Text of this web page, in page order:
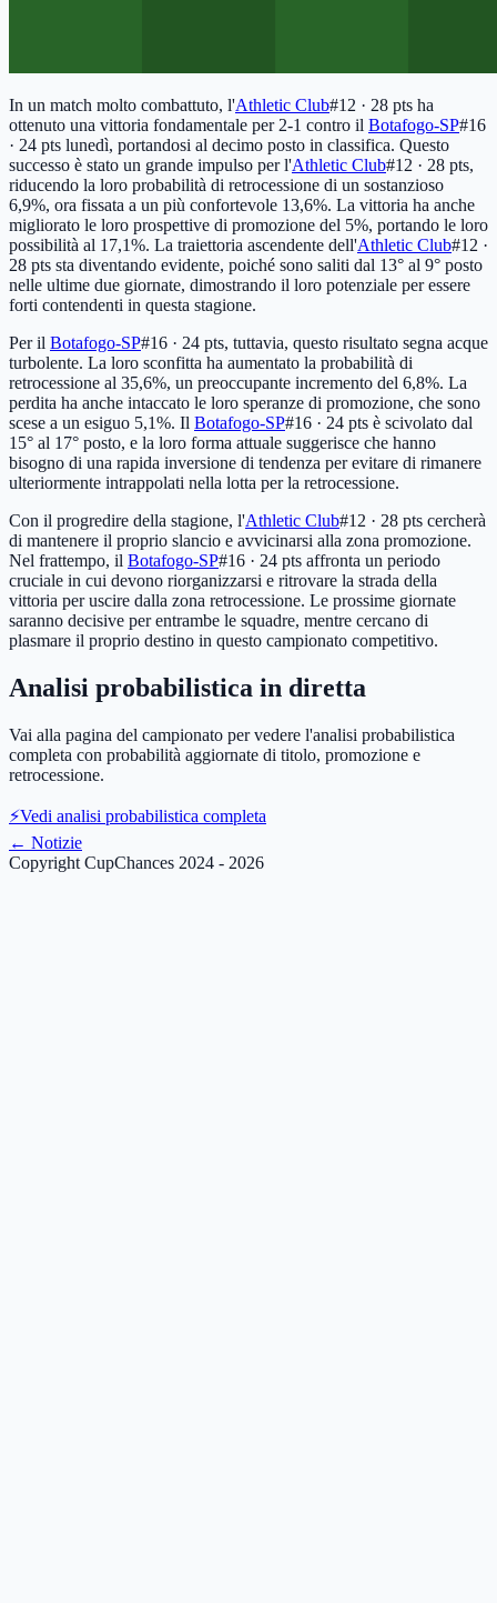
In un match molto combattuto, l'Athletic Club#12 · 28 pts ha
ottenuto una vittoria fondamentale per 2-1 contro il Botafogo-SP#16
· 24 pts lunedì, portandosi al decimo posto in classifica. Questo
successo è stato un grande impulso per l'Athletic Club#12 · 28 pts,
riducendo la loro probabilità di retrocessione di un sostanzioso
6,9%, ora fissata a un più confortevole 13,6%. La vittoria ha anche
migliorato le loro prospettive di promozione del 5%, portando le loro
possibilità al 17,1%. La traiettoria ascendente dell'Athletic Club#12 ·
28 pts sta diventando evidente, poiché sono saliti dal 13° al 9° posto
nelle ultime due giornate, dimostrando il loro potenziale per essere
forti contendenti in questa stagione.
Per il Botafogo-SP#16 · 24 pts, tuttavia, questo risultato segna acque
turbolente. La loro sconfitta ha aumentato la probabilità di
retrocessione al 35,6%, un preoccupante incremento del 6,8%. La
perdita ha anche intaccato le loro speranze di promozione, che sono
scese a un esiguo 5,1%. Il Botafogo-SP#16 · 24 pts è scivolato dal
15° al 17° posto, e la loro forma attuale suggerisce che hanno
bisogno di una rapida inversione di tendenza per evitare di rimanere
ulteriormente intrappolati nella lotta per la retrocessione.
Con il progredire della stagione, l'Athletic Club#12 · 28 pts cercherà
di mantenere il proprio slancio e avvicinarsi alla zona promozione.
Nel frattempo, il Botafogo-SP#16 · 24 pts affronta un periodo
cruciale in cui devono riorganizzarsi e ritrovare la strada della
vittoria per uscire dalla zona retrocessione. Le prossime giornate
saranno decisive per entrambe le squadre, mentre cercano di
plasmare il proprio destino in questo campionato competitivo.
Analisi probabilistica in diretta
Vai alla pagina del campionato per vedere l'analisi probabilistica
completa con probabilità aggiornate di titolo, promozione e
retrocessione.
⚡Vedi analisi probabilistica completa
← Notizie
Copyright CupChances 2024 - 2026